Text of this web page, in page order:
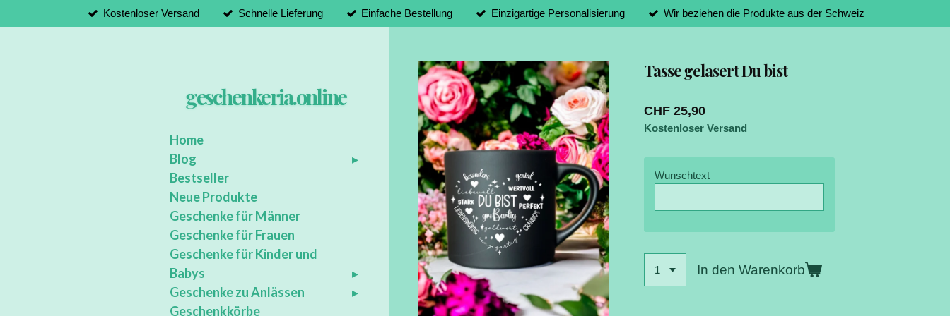
Hauptinhalt
Kostenloser Versand Schnelle Lieferung Einfache Bestellung Einzigartige Personalisierung Wir beziehen die Produkte aus der Schweiz
Tasse gelasert Du bist
CHF 25,90
Kostenloser Versand
Wunschtext
In den Warenkorb
geschenkeria.online
Home
Blog
Bestseller
Neue Produkte
Geschenke für Männer
Geschenke für Frauen
Geschenke für Kinder und
Babys
Geschenke zu Anlässen
Geschenkkörbe